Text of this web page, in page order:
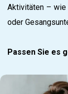
Aktivitäten – wie
oder
Passen Sie es